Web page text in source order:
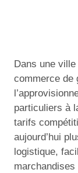
Dans une
commerce de
particuliers à
tarifs
aujourd’hui
logistique,